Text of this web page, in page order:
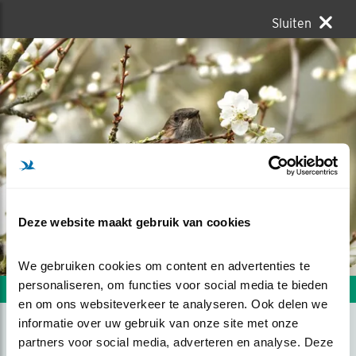
Deze website maakt gebruik van cookies
We gebruiken cookies om content en advertenties te
personaliseren, om functies voor social media te bieden
en om ons websiteverkeer te analyseren. Ook delen we
informatie over uw gebruik van onze site met onze
partners voor social media, adverteren en analyse. Deze
Sluiten
Volgende foto Vorige foto